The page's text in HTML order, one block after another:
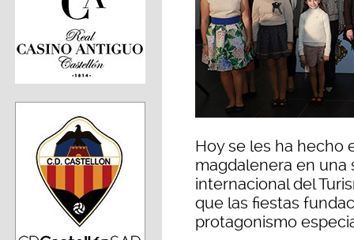
Hoy se les ha hecho
magdalenera en una
internacional del
que las fiestas
protagonismo